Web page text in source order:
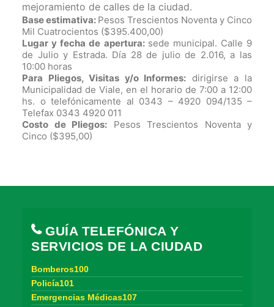
mejoramiento de calles de la ciudad.
Base estimativa: Pesos Trescientos Noventa y Cinco
Mil Cuatrocientos ($395.400,00)
Lugar y fecha de apertura: sede municipal. Calle 9
de Julio y Estrada. Día 28 de julio de 2.016, a las
10:00 horas
Para Pliegos, Visitas y/o Informes: dirigirse a la
Municipalidad de Viale, en el horario de 7:00 a 12:00
hs. o telefónicamente al 0343 – 4920 094/135 –
Telefax 0343 4920 011
Costo de Pliegos: Pesos Trescientos Noventa y
Cinco ($395,00)
GUÍA TELEFÓNICA Y
SERVICIOS DE LA CIUDAD
Bomberos100
Policía101
Emergencias Médicas107